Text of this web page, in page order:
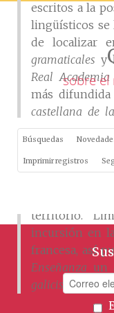
escritos a la
lingüísticos
de localizar
gramaticales y
Real Academia
más
castellana de
que vio hasta
siglo, la
Compendio
territorio.
incursión en
francesa, así
Enseñanza un
galicismosde
sobre el
Búsquedas
Imprimir registros